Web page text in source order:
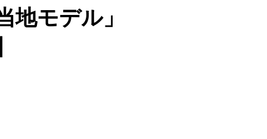
モデル」